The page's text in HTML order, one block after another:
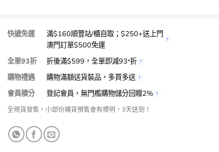
快遞免運
滿$160順豐站/櫃自取；$250+送上門
澳門訂單$500免運
全單93折
折後滿$599，全單即減93*折
購物禮遇
購物滿額送貨裝品，多買多送
會員積分
登記會員，無門檻購物儲分回贈2%
全現貨發售，小部份補貨預售會有標明，3天送到！